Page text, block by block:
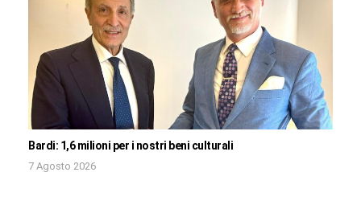
Bardi: 1,6 milioni per i nostri beni culturali
7 Agosto 2026